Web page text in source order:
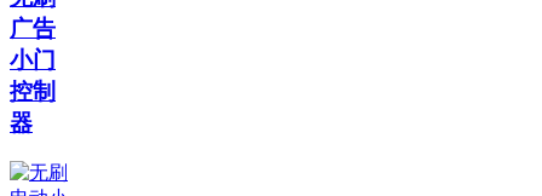
广告
小门
控制
器